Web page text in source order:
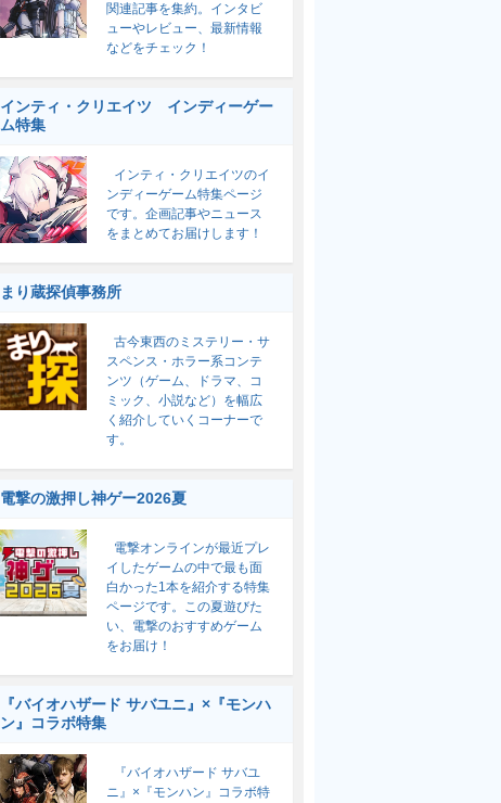
関連記事を集約。インタビ
ューやレビュー、最新情報
などをチェック！
インティ・クリエイツ インディーゲー
ム特集
インティ・クリエイツのイ
ンディーゲーム特集ページ
です。企画記事やニュース
をまとめてお届けします！
まり蔵探偵事務所
古今東西のミステリー・サ
スペンス・ホラー系コンテ
ンツ（ゲーム、ドラマ、コ
ミック、小説など）を幅広
く紹介していくコーナーで
す。
電撃の激押し神ゲー2026夏
電撃オンラインが最近プレ
イしたゲームの中で最も面
白かった1本を紹介する特集
ページです。この夏遊びた
い、電撃のおすすめゲーム
をお届け！
『バイオハザード サバユニ』×『モンハ
ン』コラボ特集
『バイオハザード サバユ
ニ』×『モンハン』コラボ特